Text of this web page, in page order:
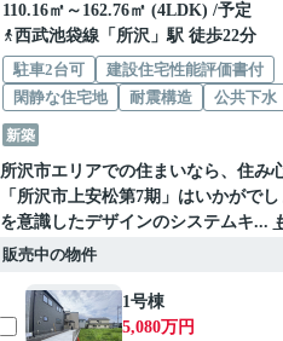
110.16㎡～162.76㎡ (4LDK) /予定
西武池袋線「 所沢」駅 徒歩22分
駐車2台可
建設住宅性能評価書付
閑静な住宅地
耐震構造 公共下水
新築
所沢市エリアでの住まいなら、住み
「所沢市上安松第7期」はいかがで
を意識したデザインのシステムキ...
販売中の物件
1号棟
5,080万円